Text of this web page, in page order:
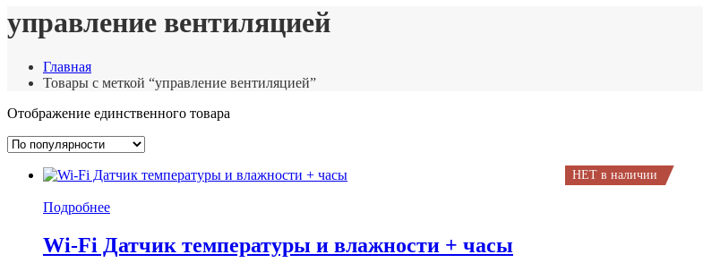
управление вентиляцией
Главная
Товары с меткой “управление вентиляцией”
Отображение единственного товара
НЕТ в наличии
Подробнее
Wi-Fi Датчик температуры и влажности + часы